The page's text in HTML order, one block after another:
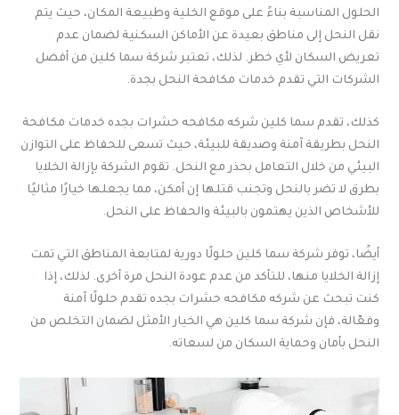
الحلول المناسبة بناءً على موقع الخلية وطبيعة المكان، حيث يتم
نقل النحل إلى مناطق بعيدة عن الأماكن السكنية لضمان عدم
تعريض السكان لأي خطر. لذلك، تعتبر شركة سما كلين من أفضل
الشركات التي تقدم خدمات مكافحة النحل بجدة.
كذلك، تقدم سما كلين شركه مكافحه حشرات بجده خدمات مكافحة
النحل بطريقة آمنة وصديقة للبيئة، حيث تسعى للحفاظ على التوازن
البيئي من خلال التعامل بحذر مع النحل. تقوم الشركة بإزالة الخلايا
بطرق لا تضر بالنحل وتجنب قتلها إن أمكن، مما يجعلها خيارًا مثاليًا
للأشخاص الذين يهتمون بالبيئة والحفاظ على النحل.
أيضًا، توفر شركة سما كلين حلولًا دورية لمتابعة المناطق التي تمت
إزالة الخلايا منها، للتأكد من عدم عودة النحل مرة أخرى. لذلك، إذا
كنت تبحث عن شركه مكافحه حشرات بجده تقدم حلولًا آمنة
وفعّالة، فإن شركة سما كلين هي الخيار الأمثل لضمان التخلص من
النحل بأمان وحماية السكان من لسعاته.